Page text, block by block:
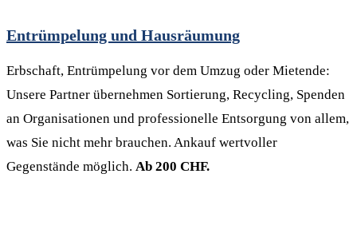
Entrümpelung und Hausräumung
Erbschaft, Entrümpelung vor dem Umzug oder Mietende:
Unsere Partner übernehmen Sortierung, Recycling, Spenden
an Organisationen und professionelle Entsorgung von allem,
was Sie nicht mehr brauchen. Ankauf wertvoller
Gegenstände möglich. Ab 200 CHF.